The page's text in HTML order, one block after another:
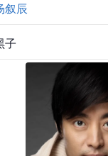
叙辰
子